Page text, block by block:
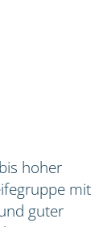
hoher
mit
guter